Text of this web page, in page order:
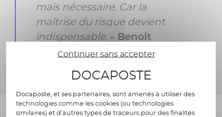
mais nécessaire. Car la
maîtrise du risque devient
indispensable. » Benoît
Parizet, Directeur général
charge du Secteur Public
Continuer sans accepter
DOCAPOSTE
Docaposte, et ses partenaires, sont amenés à utiliser des
technologies comme les cookies (ou technologies
similaires) et d’autres types de traceurs pour des finalités